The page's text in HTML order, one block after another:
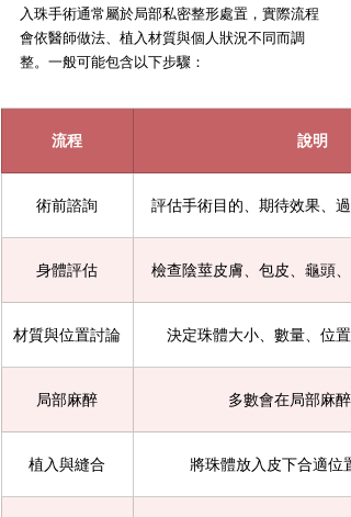
入珠手術通常屬於局部私密整形處置，實際流程
會依醫師做法、植入材質與個人狀況不同而調
整。一般可能包含以下步驟：
流程 說明
術前諮詢 評估手術目的、期待效果、過
身體評估 檢查陰莖皮膚、包皮、龜頭、
材質與位置討論 決定珠體大小、數量、位置
局部麻醉 多數會在局部麻醉
植入與縫合 將珠體放入皮下合適位